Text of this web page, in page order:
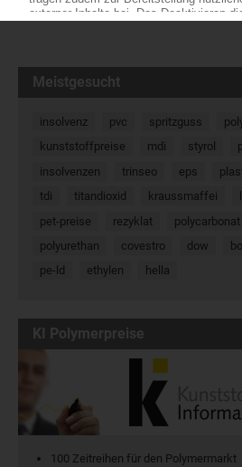
« Zurück
Meistgesucht
insolvenz pvc spritzguss
kunststoffpreise
mdi styrol
insolvenzen
trinseo eps
tdi
titandioxid kraussmaffei
pet-preise
rezyklat polycarbonat
polyurethan
covestro dow
pe-ld
ethylen hella
KI Polymerpreise
100 Zeitreihen für den Polymermarkt